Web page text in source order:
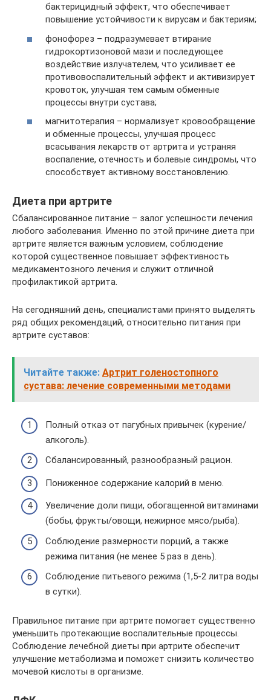
бактерицидный эффект, что обеспечивает
повышение устойчивости к вирусам и бактериям;
фонофорез – подразумевает втирание
гидрокортизоновой мази и последующее
воздействие излучателем, что усиливает ее
противовоспалительный эффект и активизирует
кровоток, улучшая тем самым обменные
процессы внутри сустава;
магнитотерапия – нормализует кровообращение
и обменные процессы, улучшая процесс
всасывания лекарств от артрита и устраняя
воспаление, отечность и болевые синдромы, что
способствует активному восстановлению.
Диета при артрите
Сбалансированное питание – залог успешности лечения
любого заболевания. Именно по этой причине диета при
артрите является важным условием, соблюдение
которой существенное повышает эффективность
медикаментозного лечения и служит отличной
профилактикой артрита.
На сегодняшний день, специалистами принято выделять
ряд общих рекомендаций, относительно питания при
артрите суставов:
Читайте также: Артрит голеностопного
сустава: лечение современными методами
Полный отказ от пагубных привычек (курение/
алкоголь).
Сбалансированный, разнообразный рацион.
Пониженное содержание калорий в меню.
Увеличение доли пищи, обогащенной витаминами
(бобы, фрукты/овощи, нежирное мясо/рыба).
Соблюдение размерности порций, а также
режима питания (не менее 5 раз в день).
Соблюдение питьевого режима (1,5-2 литра воды
в сутки).
Правильное питание при артрите помогает существенно
уменьшить протекающие воспалительные процессы.
Соблюдение лечебной диеты при артрите обеспечит
улучшение метаболизма и поможет снизить количество
мочевой кислоты в организме.